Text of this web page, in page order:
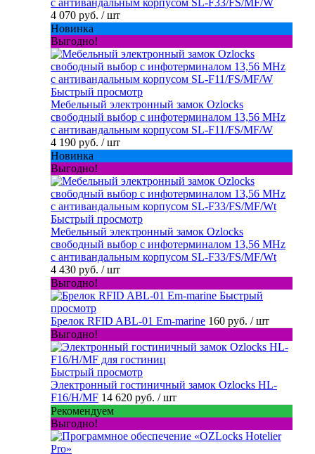
с антивандальным корпусом SL-F33/FS/MF/W
4 070 руб. / шт
Новинка
Выгодно!
Быстрый просмотр
Мебельный электронный замок Ozlocks
свободный выбор с инфотерминалом 13,56 MHz
с антивандальным корпусом SL-F11/FS/MF/W
4 190 руб. / шт
Новинка
Выгодно!
Быстрый просмотр
Мебельный электронный замок Ozlocks
свободный выбор с инфотерминалом 13,56 MHz
с антивандальным корпусом SL-F33/FS/MF/Wt
4 430 руб. / шт
Выгодно!
Быстрый
просмотр
Брелок RFID ABL-01 Em-marine 160 руб. / шт
Выгодно!
Быстрый просмотр
Электронный гостиничный замок Ozlocks HL-
F16/H/MF 14 620 руб. / шт
Рекомендуем
Выгодно!